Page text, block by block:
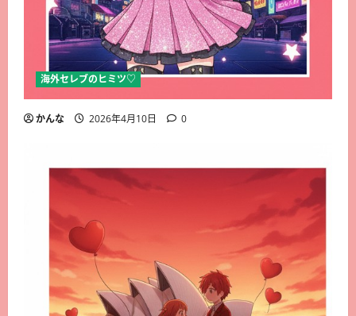
海外セレブのヒミツ♡
かんな 2026年4月10日 0